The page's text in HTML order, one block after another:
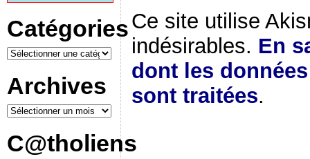
Catégories
Archives
C@tholiens
Ce site utilise
indésirables. En
dont les
sont traitées.